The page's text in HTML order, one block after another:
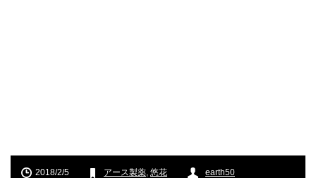
2018/2/5 アース製薬, 悠花 earth50